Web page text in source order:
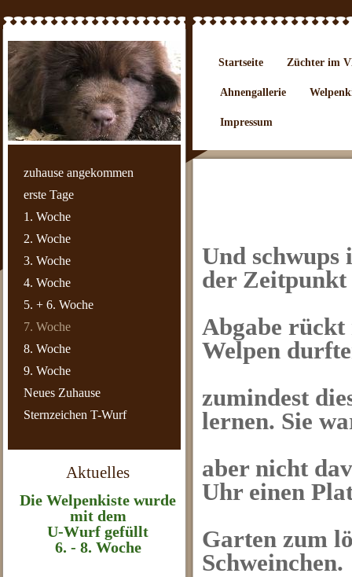
zuhause angekommen
erste Tage
1. Woche
2. Woche
3. Woche
4. Woche
5. + 6. Woche
7. Woche
8. Woche
9. Woche
Neues Zuhause
Sternzeichen T-Wurf
Aktuelles
Die Welpenkiste wurde
mit dem
U-Wurf gefüllt
6. - 8. Woche
Startseite Züchter im
Ahnengallerie
Impressum
Und schwups
der Zeitpunkt
Abgabe rückt
Welpen
zumindest
lernen. Sie
aber nicht
Uhr einen
Garten zum
Schweinchen.